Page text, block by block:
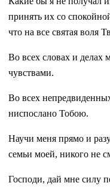
принять их со
что на все святая воля
Во всех словах и
чувствами.
Во всех
ниспослано Тобою.
Научи меня прямо и
семьи моей, никого не
Господи, дай мне силу